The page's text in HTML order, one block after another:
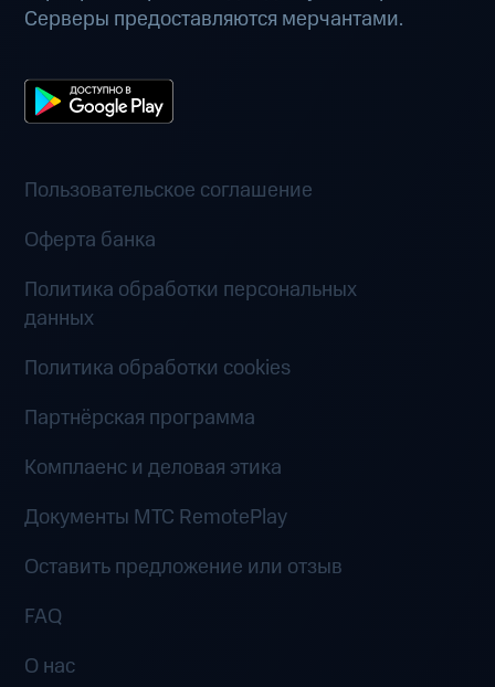
Серверы предоставляются мерчантами.
Пользовательское соглашение
Оферта банка
Политика обработки персональных
данных
Политика обработки cookies
Партнёрская программа
Комплаенс и деловая этика
Документы MTC RemotePlay
Оставить предложение или отзыв
FAQ
О нас